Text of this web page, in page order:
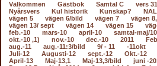
Välkommen Gästbok Samtal C vers 31
Nyårsvers
Kul historik Kunskap?
vägen 5
vägen 6/bild vägen 7 vägen
vägen 13/ sept
vägen 14 vägen 15
feb.-10
mars-10 april-10 samtal-maj/10
okt.-10 ,1)
nov.-10 dec.-10 2011
aug.-11
aug.-11:3/bild 9/ - 11 -11okt
Juli-12
Augusti-12 sept.-12 Okt.-12
April-13
Maj-13,1 Maj-13,3/bild juni -